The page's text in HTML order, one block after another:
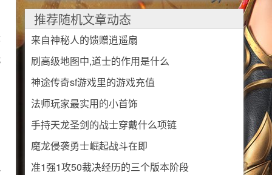
推荐随机文章动态
来自神秘人的馈赠逍遥扇
刷高级地图中,道士的作用是什么
神途传奇sf游戏里的游戏充值
法师玩家最实用的小首饰
手持天龙圣剑的战士穿戴什么项链
魔龙侵袭勇士崛起战斗在即
准1强1攻50裁决经历的三个版本阶段